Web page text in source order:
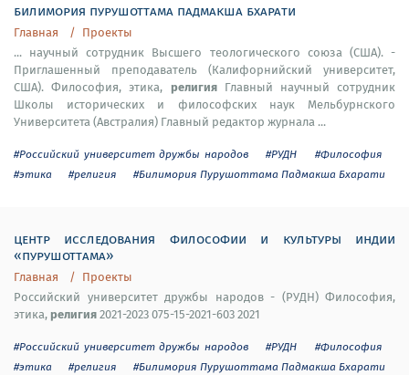
билимория пурушоттама падмакша бхарати
Главная
Проекты
... научный сотрудник Высшего теологического союза (США). -
Приглашенный преподаватель (Калифорнийский университет,
США). Философия, этика, религияГлавный научный сотрудник
Школы исторических и философских наук Мельбурнского
Университета (Австралия) Главный редактор журнала ...
#Российский университет дружбы народов #РУДН
#Философия
#этика
#религия #Билимория Пурушоттама Падмакша Бхарати
центр исследования философии и культуры индии
«пурушоттама»
Главная
Проекты
Российский университет дружбы народов - (РУДН) Философия,
этика,религия2021-2023 075-15-2021-603 2021
#Российский университет дружбы народов #РУДН
#Философия
#этика
#религия #Билимория Пурушоттама Падмакша Бхарати